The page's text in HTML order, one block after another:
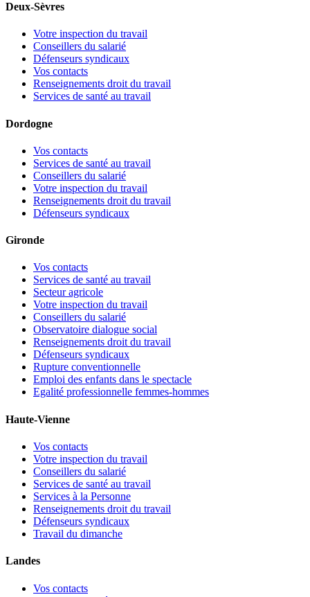
Deux-Sèvres
Votre inspection du travail
Conseillers du salarié
Défenseurs syndicaux
Vos contacts
Renseignements droit du travail
Services de santé au travail
Dordogne
Vos contacts
Services de santé au travail
Conseillers du salarié
Votre inspection du travail
Renseignements droit du travail
Défenseurs syndicaux
Gironde
Vos contacts
Services de santé au travail
Secteur agricole
Votre inspection du travail
Conseillers du salarié
Observatoire dialogue social
Renseignements droit du travail
Défenseurs syndicaux
Rupture conventionnelle
Emploi des enfants dans le spectacle
Egalité professionnelle femmes-hommes
Haute-Vienne
Vos contacts
Votre inspection du travail
Conseillers du salarié
Services de santé au travail
Services à la Personne
Renseignements droit du travail
Défenseurs syndicaux
Travail du dimanche
Landes
Vos contacts